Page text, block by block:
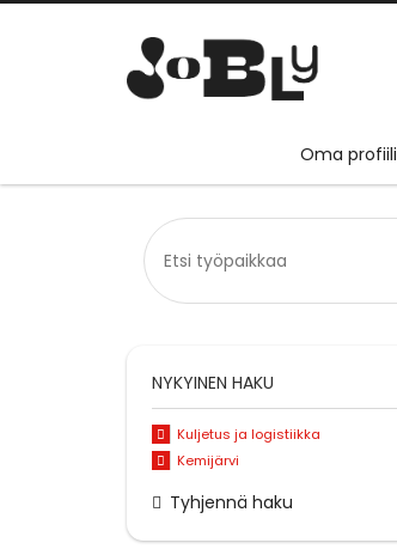
Oma profiili
NYKYINEN HAKU
Kuljetus ja logistiikka
Kemijärvi
Tyhjennä haku